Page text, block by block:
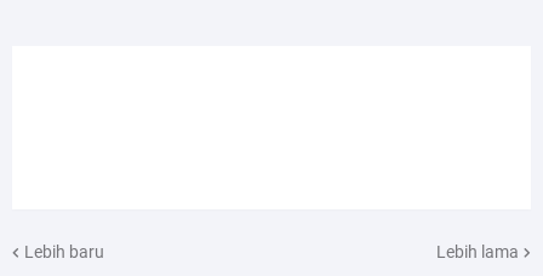
Lebih baru Lebih lama